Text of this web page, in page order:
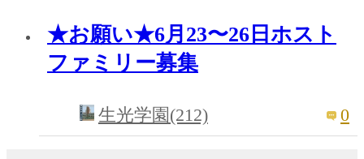
★お願い★6月23〜26日ホスト
ファミリー募集
生光学園(212) 0